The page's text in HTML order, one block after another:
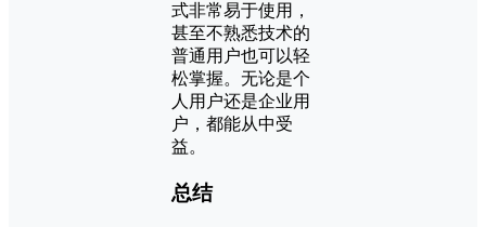
式非常易于使用，
甚至不熟悉技术的
普通用户也可以轻
松掌握。无论是个
人用户还是企业用
户，都能从中受
益。
总结